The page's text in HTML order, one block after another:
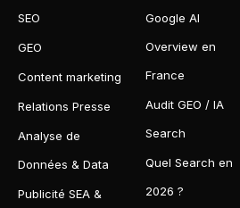
SEO
GEO
Content marketing
Relations Presse
Analyse de
Données & Data
Publicité SEA &
Google AI
Overview en
France
Audit GEO / IA
Search
Quel Search en
2026 ?